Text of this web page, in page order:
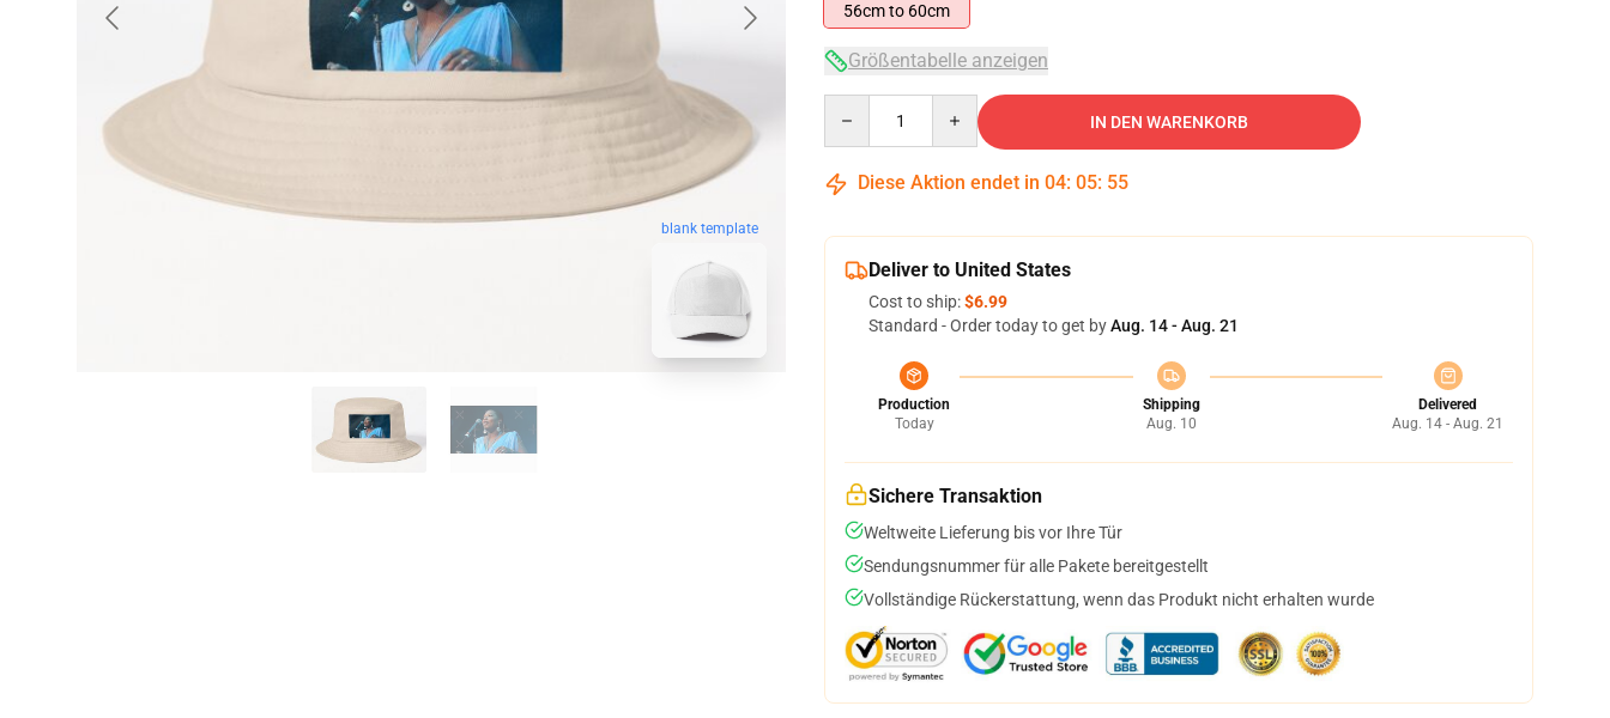
blank template
56cm to 60cm
Größentabelle anzeigen
IN DEN WARENKORB
Diese Aktion endet in 04: 05: 55
Deliver to United States
Cost to ship:$6.99
Standard - Order today to get byAug. 14 - Aug. 21
Production
Today
Shipping
Aug. 10
Delivered
Aug. 14 - Aug. 21
Sichere Transaktion
Weltweite Lieferung bis vor Ihre Tür
Sendungsnummer für alle Pakete bereitgestellt
Vollständige Rückerstattung, wenn das Produkt nicht erhalten wurde